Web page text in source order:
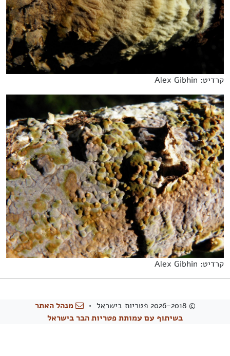
קרדיט: Alex Gibhin
קרדיט: Alex Gibhin
© 2026-2018 פטריות בישראל •
מנהל האתר
בשיתוף עם עמותת פטריות הבר בישראל